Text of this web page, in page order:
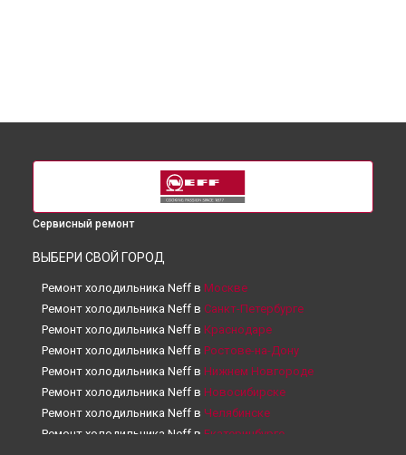
Сервисный ремонт
ВЫБЕРИ СВОЙ ГОРОД
Ремонт холодильника Neff в Москве
Ремонт холодильника Neff в Санкт-Петербурге
Ремонт холодильника Neff в Краснодаре
Ремонт холодильника Neff в Ростове-на-Дону
Ремонт холодильника Neff в Нижнем Новгороде
Ремонт холодильника Neff в Новосибирске
Ремонт холодильника Neff в Челябинске
Ремонт холодильника Neff в Екатеринбурге